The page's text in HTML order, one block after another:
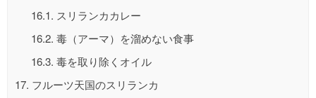
16.1. スリランカカレー
16.2. 毒（アーマ）を溜めない食事
16.3. 毒を取り除くオイル
17. フルーツ天国のスリランカ